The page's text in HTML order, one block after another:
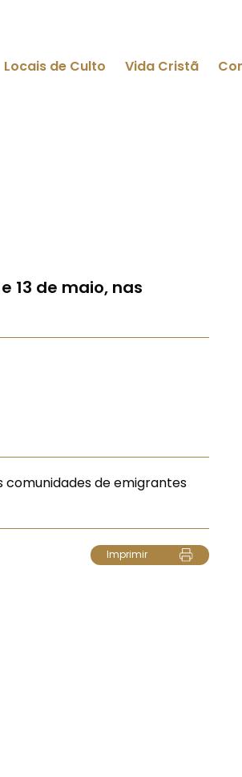
Locais de Culto Vida Cristã
13 de maio, nas
comunidades de emigrantes
Imprimir